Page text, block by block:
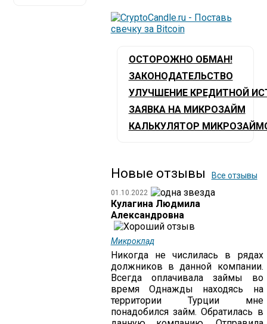
ОСТОРОЖНО ОБМАН!
ЗАКОНОДАТЕЛЬСТВО
УЛУЧШЕНИЕ КРЕДИТНОЙ
ЗАЯВКА НА МИКРОЗАЙМ
КАЛЬКУЛЯТОР
Новые отзывы Все отзывы
01.10.2022
Кулагина Людмила
Александровна
Микроклад
Никогда не числилась в рядах
должников в данной компании.
Всегда оплачивала займы во
время Однажды находясь на
территории Турции мне
понадобился займ. Обратилась в